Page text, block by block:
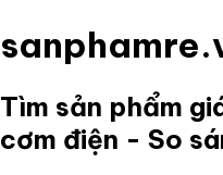
Tìm sản phẩm
cơm điện - So